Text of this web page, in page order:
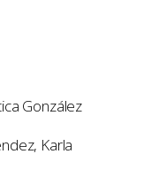
González
Karla